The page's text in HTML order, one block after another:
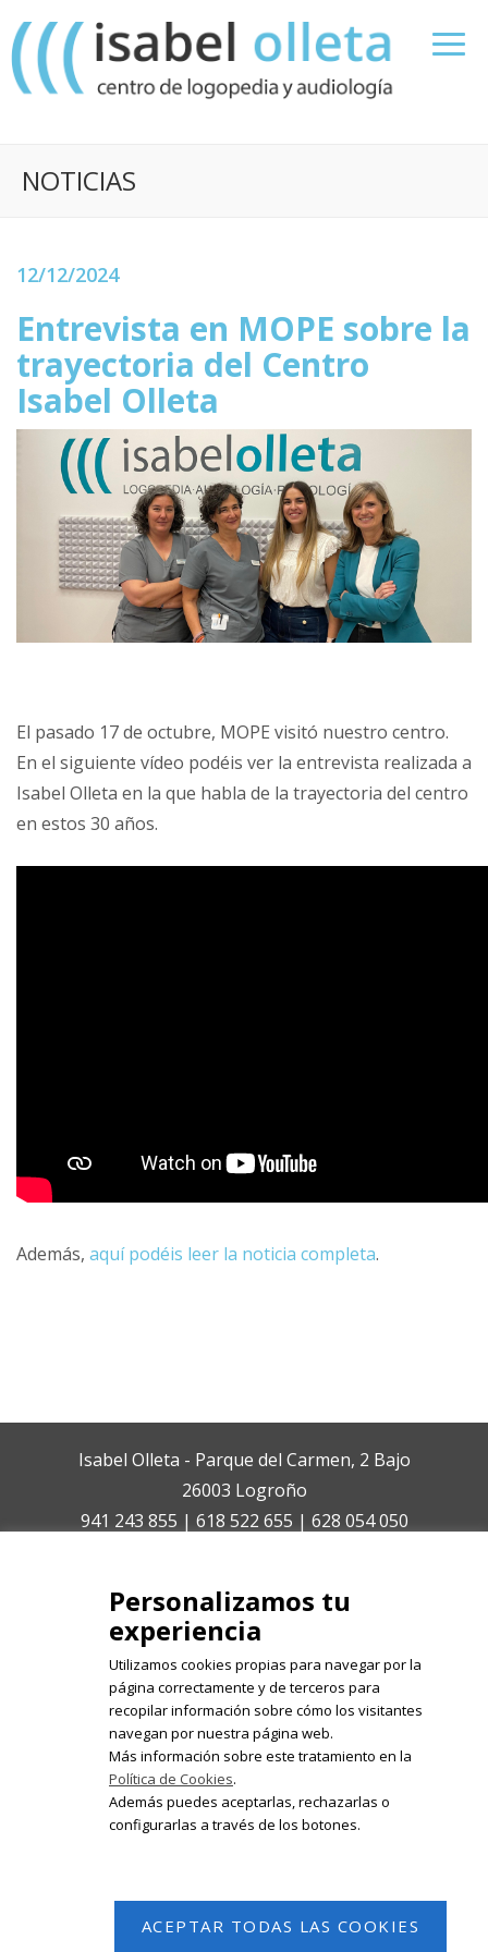
NOTICIAS
12/12/2024
Entrevista en MOPE sobre la
trayectoria del Centro
Isabel Olleta
El pasado 17 de octubre, MOPE visitó nuestro centro.
En el siguiente vídeo podéis ver la entrevista realizada a
Isabel Olleta en la que habla de la trayectoria del centro
en estos 30 años.
Además, aquí podéis leer la noticia completa.
Isabel Olleta - Parque del Carmen, 2 Bajo
26003 Logroño
941 243 855 | 618 522 655 | 628 054 050
Registrate en nuestro boletín de
noticias
Personalizamos tu
experiencia
Utilizamos cookies propias para navegar por la
página correctamente y de terceros para
recopilar información sobre cómo los visitantes
navegan por nuestra página web.
Más información sobre este tratamiento en la
Política de Cookies.
Además puedes aceptarlas, rechazarlas o
configurarlas a través de los botones.
ACEPTAR TODAS LAS COOKIES